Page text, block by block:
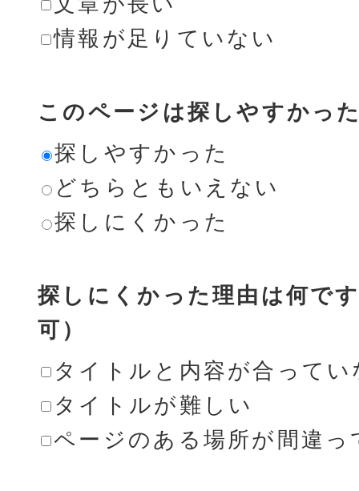
情報が足りていない
このページは探しやすかっ
探しやすかった
どちらともいえない
探しにくかった
探しにくかった理由は何で
可）
タイトルと内容が合ってい
タイトルが難しい
ページのある場所が間違っ